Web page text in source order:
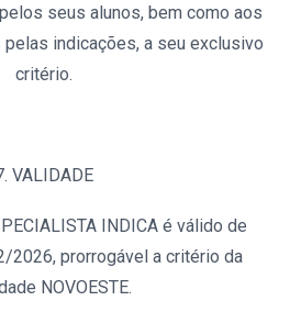
seus alunos, bem como aos
indicações, a seu exclusivo
critério.
VALIDADE
INDICA é válido de
prorrogável a critério da
NOVOESTE.